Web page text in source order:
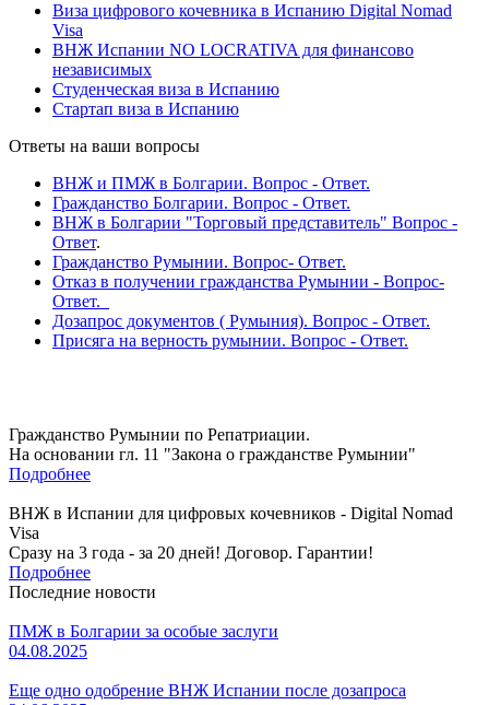
Виза цифрового кочевника в Испанию Digital Nomad
Visa
ВНЖ Испании NO LOCRATIVA для финансово
независимых
Студенческая виза в Испанию
Стартап виза в Испанию
Ответы на ваши вопросы
ВНЖ и ПМЖ в Болгарии. Вопрос - Ответ.
Гражданство Болгарии. Вопрос - Ответ.
ВНЖ в Болгарии "Торговый представитель" Вопрос -
Ответ.
Гражданство Румынии. Вопрос- Ответ.
Отказ в получении гражданства Румынии - Вопрос-
Ответ.
Дозапрос документов ( Румыния). Вопрос - Ответ.
Присяга на верность румынии. Вопрос - Ответ.
Гражданство Румынии по Репатриации.
На основании гл. 11 "Закона о гражданстве Румынии"
Подробнее
ВНЖ в Испании для цифровых кочевников - Digital Nomad
Visa
Сразу на 3 года - за 20 дней! Договор. Гарантии!
Подробнее
Последние новости
ПМЖ в Болгарии за особые заслуги
04.08.2025
Еще одно одобрение ВНЖ Испании после дозапроса